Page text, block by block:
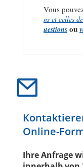
Vous
ns et celles
uestions ou
Online-
Ihre Anfrage